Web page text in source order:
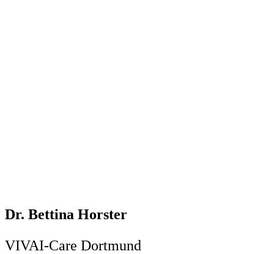
Dr. Bettina Horster
VIVAI-Care Dortmund